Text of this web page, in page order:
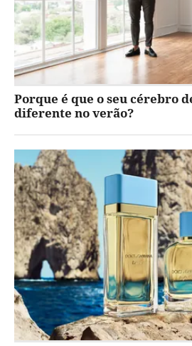
Porque é que o seu cérebro
diferente no verão?